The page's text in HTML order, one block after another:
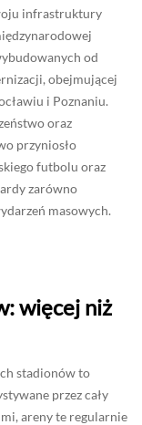
infrastruktury
od
obejmującej
i Poznaniu.
oraz
przyniosło
futbolu oraz
zarówno
masowych.
więcej niż
stadionów to
przez cały
areny te regularnie